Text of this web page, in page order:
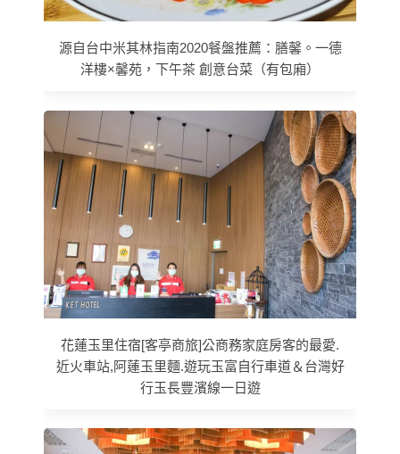
源自台中米其林指南2020餐盤推薦：膳馨。一德
洋樓×馨苑，下午茶 創意台菜（有包廂）
花蓮玉里住宿[客亭商旅]公商務家庭房客的最愛.
近火車站,阿蓮玉里麵.遊玩玉富自行車道＆台灣好
行玉長豐濱線一日遊